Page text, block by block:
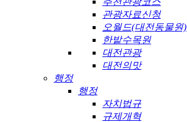
관광자료신청
오월드(대전동물원)
한밭수목원
대전관광
대전의맛
행정
행정
자치법규
규제개혁